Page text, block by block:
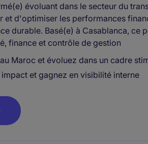
évoluant dans le secteur du
et d'optimiser les performances
durable. Basé(e) à Casablanca, ce
finance et contrôle de gestion
Maroc et évoluez dans un cadre
et gagnez en visibilité interne